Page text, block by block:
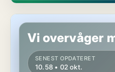
Restaurant i Århus C
Vi overvåger
SENEST OPDATERET
10.58 • 02 okt.